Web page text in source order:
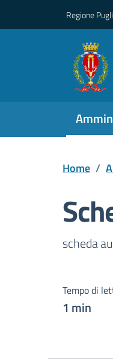
Regione
Home /
scheda
Tempo di
1 min